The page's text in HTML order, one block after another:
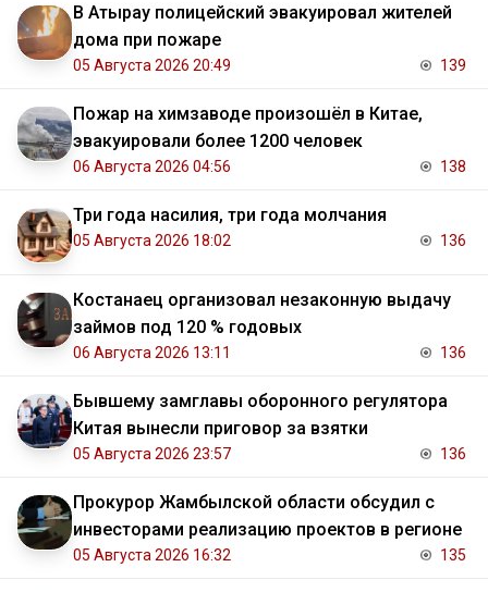
В Атырау полицейский эвакуировал жителей
дома при пожаре
05 Августа 2026 20:49 139
Пожар на химзаводе произошёл в Китае,
эвакуировали более 1200 человек
06 Августа 2026 04:56 138
Три года насилия, три года молчания
05 Августа 2026 18:02 136
Костанаец организовал незаконную выдачу
займов под 120 % годовых
06 Августа 2026 13:11 136
Бывшему замглавы оборонного регулятора
Китая вынесли приговор за взятки
05 Августа 2026 23:57 136
Прокурор Жамбылской области обсудил с
инвесторами реализацию проектов в регионе
05 Августа 2026 16:32 135